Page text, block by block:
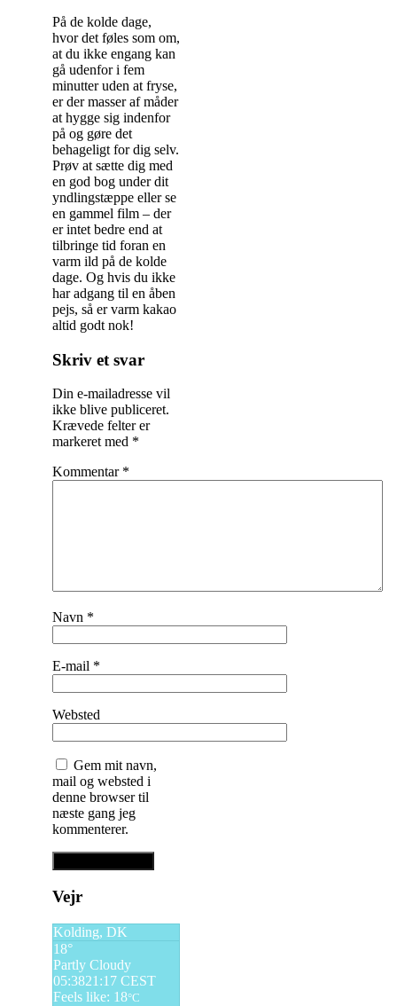
På de kolde dage,
hvor det føles som om,
at du ikke engang kan
gå udenfor i fem
minutter uden at fryse,
er der masser af måder
at hygge sig indenfor
på og gøre det
behageligt for dig selv.
Prøv at sætte dig med
en god bog under dit
yndlingstæppe eller se
en gammel film – der
er intet bedre end at
tilbringe tid foran en
varm ild på de kolde
dage. Og hvis du ikke
har adgang til en åben
pejs, så er varm kakao
altid godt nok!
Indlægsnavigation
Skriv et svar
Din e-mailadresse vil
ikke blive publiceret.
Krævede felter er
markeret med *
Kommentar *
Navn *
E-mail *
Websted
Gem mit navn,
mail og websted i
denne browser til
næste gang jeg
kommenterer.
Vejr
Kolding, DK
18°
Partly Cloudy
05:3821:17 CEST
Feels like: 18°C